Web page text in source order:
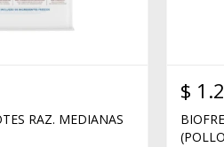
RAZ. MEDIANAS
$